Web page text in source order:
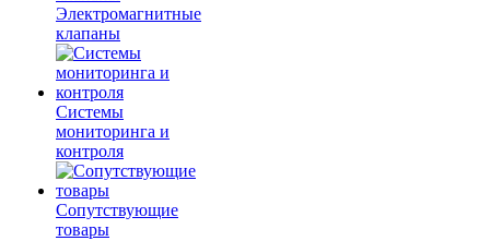
Электромагнитные
клапаны
Системы
мониторинга и
контроля
Сопутствующие
товары